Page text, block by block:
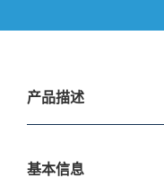
产品描述
基本信息